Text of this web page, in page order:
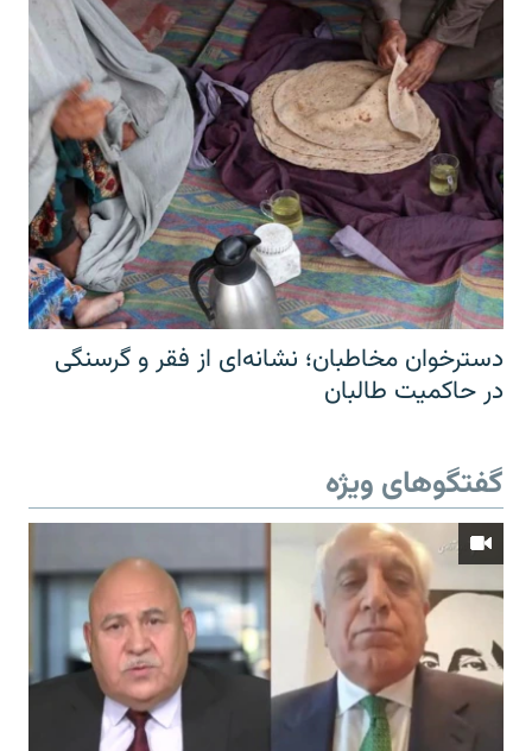
دسترخوان مخاطبان؛ نشانه‌ای از فقر و گرسنگی
در حاکمیت طالبان
گفتگوهای ویژه